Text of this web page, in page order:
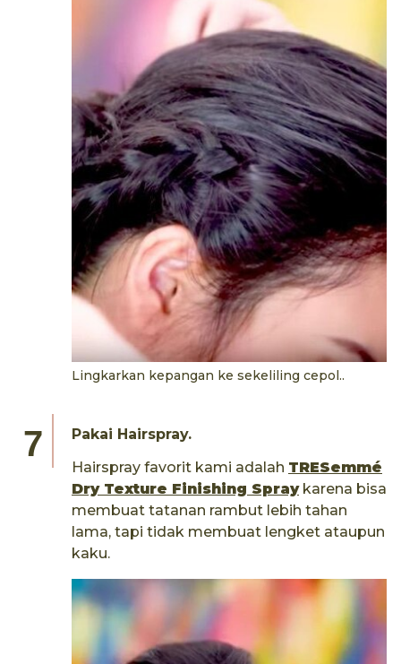
Lingkarkan kepangan ke sekeliling cepol..
Pakai Hairspray.
Hairspray favorit kami adalah TRESemmé
Dry Texture Finishing Spraykarena bisa
membuat tatanan rambut lebih tahan
lama, tapi tidak membuat lengket ataupun
kaku.